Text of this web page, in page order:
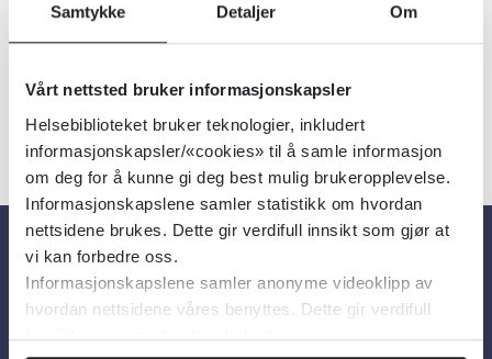
Samtykke Detaljer Om
Vårt nettsted bruker informasjonskapsler
Helsebiblioteket bruker teknologier, inkludert
informasjonskapsler/«cookies» til å samle informasjon
om deg for å kunne gi deg best mulig brukeropplevelse.
Informasjonskapslene samler statistikk om hvordan
nettsidene brukes. Dette gir verdifull innsikt som gjør at
vi kan forbedre oss.
Informasjonskapslene samler anonyme videoklipp av
hvordan nettsidene våres benyttes. Dette gir verdifull
innsikt som gjør at vi kan forbedre oss.
Detaljer
Om oss